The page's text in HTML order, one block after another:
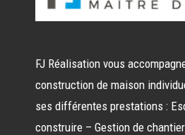
FJ Réalisation vous
construction de maison
ses différentes prestations :
construire – Gestion de